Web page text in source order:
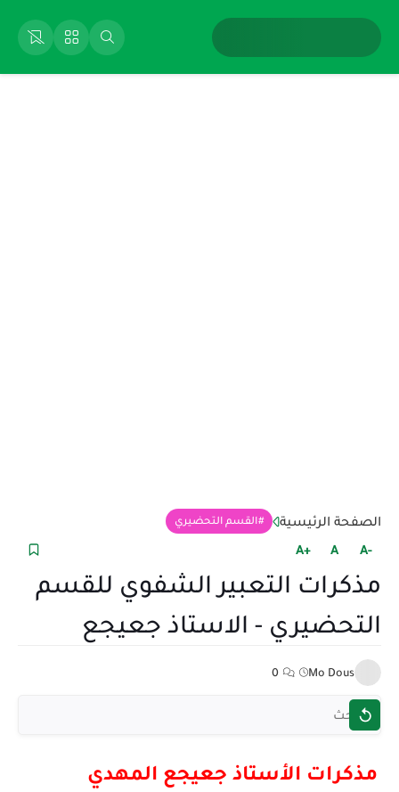
الصفحة الرئيسية القسم التحضيري
+A A -A
مذكرات التعبير الشفوي للقسم
التحضيري - الاستاذ جعيجع
Mo Dous
0
مذكرات الأستاذ جعيجع المهدي